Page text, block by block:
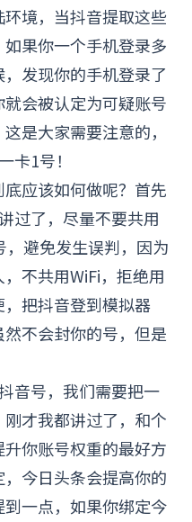
境，当抖音提取这些
果你一个手机登录多
发现你的手机登录了
会被认定为可疑账号
是大家需要注意的，
卡1号！
应该如何做呢？首先
过了，尽量不要共用
，避免发生误判，因为
不共用WiFi，拒绝用
把抖音登到模拟器
然不会封你的号，但是
音号，我们需要把一
才我都讲过了，和个
你账号权重的最好方
今日头条会提高你的
一点，如果你绑定今